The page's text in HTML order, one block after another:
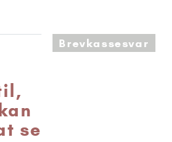
til 15+
Brevkassesvar
se